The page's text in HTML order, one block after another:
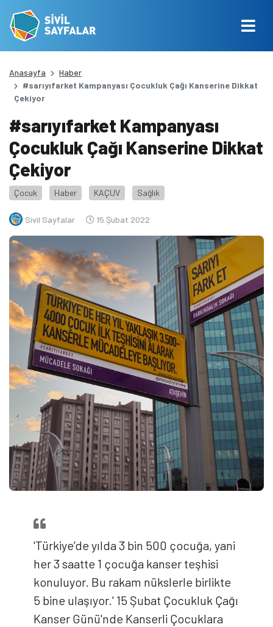
Anasayfa
Haber
#sarıyıfarket Kampanyası Çocukluk Çağı Kanserine Dikkat
Çekiyor
#sarıyıfarket Kampanyası
Çocukluk Çağı Kanserine Dikkat
Çekiyor
Çocuk Haber KAÇUV Sağlık
Sivil Sayfalar 15 Şubat 2022
'Türkiye’de yılda 3 bin 500 çocuğa, yani
her 3 saatte 1 çocuğa kanser teşhisi
konuluyor. Bu rakam nükslerle birlikte
5 bine ulaşıyor.' 15 Şubat Çocukluk Çağı
Kanser Günü'nde Kanserli Çocuklara